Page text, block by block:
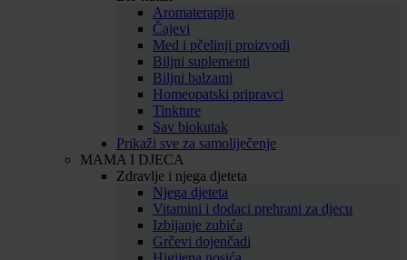
Aromaterapija
Čajevi
Med i pčelinji proizvodi
Biljni suplementi
Biljni balzami
Homeopatski pripravci
Tinkture
Sav biokutak
Prikaži sve za samoliječenje
MAMA I DJECA
Zdravlje i njega djeteta
Njega djeteta
Vitamini i dodaci prehrani za djecu
Izbijanje zubića
Grčevi dojenčadi